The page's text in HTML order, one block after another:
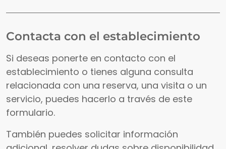
Contacta con el establecimiento
Si deseas ponerte en contacto con el
establecimiento o tienes alguna consulta
relacionada con una reserva, una visita o un
servicio, puedes hacerlo a través de este
formulario.
También puedes solicitar información